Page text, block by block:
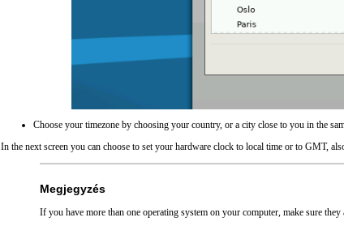
Choose your timezone by choosing your country, or a city close to you in the
In the next screen you can choose to set your hardware clock to local time or to GMT,
Megjegyzés
If you have more than one operating system on your computer, make sure